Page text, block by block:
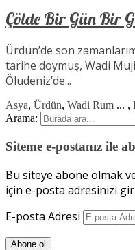
Çölde Bir Gün Bir
Ürdün’de son
tarihe doymuş, Wadi
Ölüdeniz’de...
Asya, Ürdün, Wadi Rum ... ,
Arama:
Siteme e-postanız ile
Bu siteye abone olmak
için e-posta adresinizi
E-posta Adresi
Abone ol